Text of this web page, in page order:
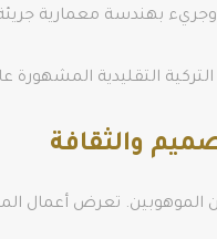
التقليدية
والثقافة
تعرض أعمال